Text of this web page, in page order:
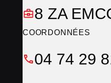
8 ZA
COORDONNÉES
04 74 29